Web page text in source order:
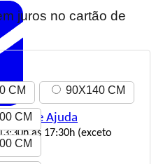
de Ajuda
às 17:30h (exceto
juros no cartão de
CM 90X140 CM
CM
CM